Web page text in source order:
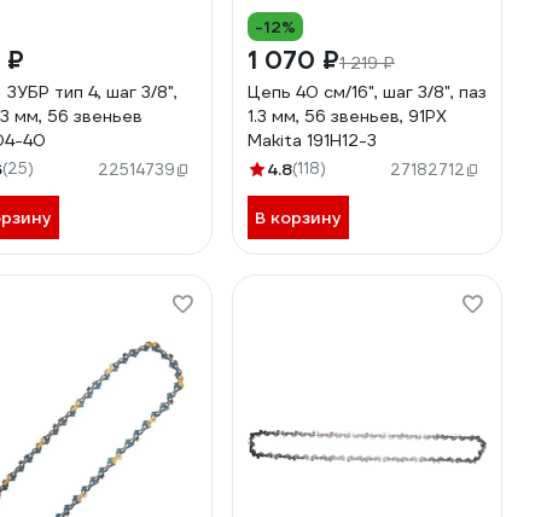
₽
тип 4, шаг 3/8",
мм, 56 звеньев
40
(25) 22514739
-12%
1 070 ₽1 219 ₽
Цепь 40 см/16", шаг 3/8", паз
1.3 мм, 56 звеньев, 91PX
Makita 191H12-3
4.8(118) 27182712
В корзину